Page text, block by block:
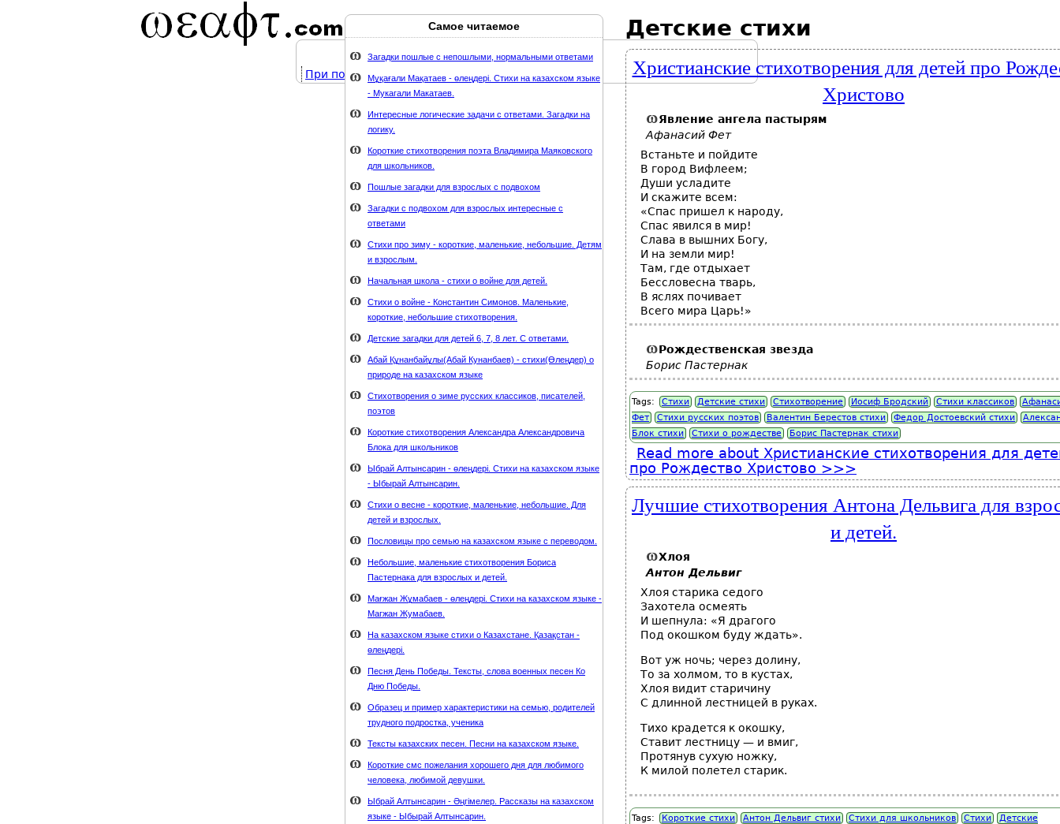
Детские стихи
Христианские стихотворения для детей про
Христово
Явление ангела пастырям
Афанасий Фет
Встаньте и пойдите
В город Вифлеем;
Души усладите
И скажите всем:
«Спас пришел к народу,
Спас явился в мир!
Слава в вышних Богу,
И на земли мир!
Там, где отдыхает
Бессловесна тварь,
В яслях почивает
Всего мира Царь!»
Рождественская звезда
Борис Пастернак
Tags: Стихи Детские стихи Стихотворение Иосиф Бродский Стихи классиков
Фет
Стихи русских поэтов Валентин Берестов стихи Федор Достоевский стихи
Блок стихи
Стихи о рождестве Борис Пастернак стихи
Read more about Христианские стихотворения для
про Рождество Христово
Лучшие стихотворения Антона Дельвига для
и детей.
Хлоя
Антон Дельвиг
Хлоя старика седого
Захотела осмеять
И шепнула: «Я драгого
Под окошком буду ждать».
Вот уж ночь; через долину,
То за холмом, то в кустах,
Хлоя видит старичину
С длинной лестницей в руках.
Тихо крадется к окошку,
Ставит лестницу — и вмиг,
Протянув сухую ножку,
К милой полетел старик.
Tags: Короткие стихи Антон Дельвиг стихи Стихи для школьников Стихи
Детские
Самое читаемое
Загадки пошлые с непошлыми, нормальными ответами
Мұқағали Мақатаев - өлеңдері. Стихи на казахском языке
- Мукагали Макатаев.
Интересные логические задачи с ответами. Загадки на
логику.
Короткие стихотворения поэта Владимира Маяковского
для школьников.
Пошлые загадки для взрослых с подвохом
Загадки с подвохом для взрослых интересные с
ответами
Стихи про зиму - короткие, маленькие, небольшие. Детям
и взрослым.
Начальная школа - стихи о войне для детей.
Стихи о войне - Константин Симонов. Маленькие,
короткие, небольшие стихотворения.
Детские загадки для детей 6, 7, 8 лет. С ответами.
Абай Құнанбайұлы(Абай Кунанбаев) - стихи(Өлеңдер) о
природе на казахском языке
Стихотворения о зиме русских классиков, писателей,
поэтов
Короткие стихотворения Александра Александровича
Блока для школьников
Ыбрай Алтынсарин - өлеңдері. Стихи на казахском языке
- Ыбырай Алтынсарин.
Стихи о весне - короткие, маленькие, небольшие. Для
детей и взрослых.
Пословицы про семью на казахском языке с переводом.
Небольшие, маленькие стихотворения Бориса
Пастернака для взрослых и детей.
Мағжан Жұмабаев - өлеңдері. Стихи на казахском языке -
Магжан Жумабаев.
На казахском языке стихи о Казахстане. Қазақстан -
өлеңдері.
Песня День Победы. Тексты, слова военных песен Ко
Дню Победы.
Образец и пример характеристики на семью, родителей
трудного подростка, ученика
Тексты казахских песен. Песни на казахском языке.
Короткие смс пожелания хорошего дня для любимого
человека, любимой девушки.
Ыбрай Алтынсарин - Әңгімелер. Рассказы на казахском
языке - Ыбырай Алтынсарин.
При поддержке стихи-классиков.ru